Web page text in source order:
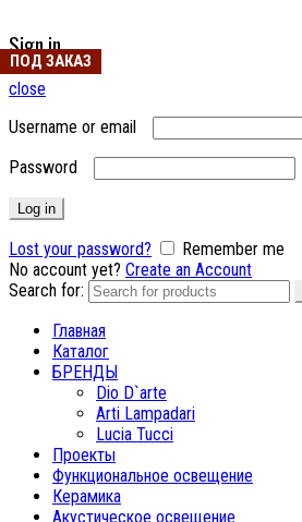
Sign in
close
Username or email
Password
Log in
Lost your password?
Remember me
No account yet? Create an Account
Search for:
Главная
Каталог
БРЕНДЫ
Dio D`arte
Arti Lampadari
Lucia Tucci
Проекты
Функциональное освещение
Керамика
Акустическое освещение
ПОД ЗАКАЗ
ПОД ЗАКАЗ
ПОД ЗАКАЗ